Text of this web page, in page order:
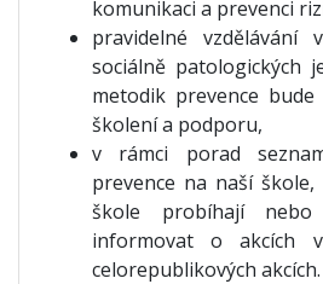
komunikaci a prevenci
pravidelné vzdělávání
sociálně patologických
metodik prevence
školení a podporu,
v rámci porad
prevence na naší
škole probíhají
informovat o akcích
celorepublikových akcích.